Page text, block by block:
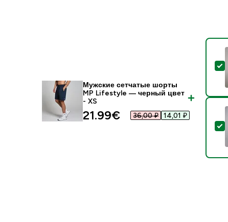
Мужские сетчатые шорты
MP Lifestyle — черный цвет
- XS
21.99€‎ 36,00 ₽‎ 14,01 ₽‎